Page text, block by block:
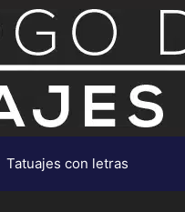
Tatuajes con letras